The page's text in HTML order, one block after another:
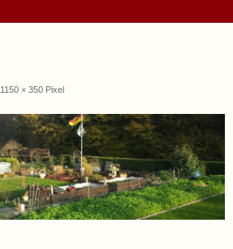
1150 × 350 Pixel